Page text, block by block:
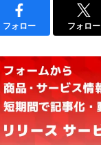
フォロー フォロー